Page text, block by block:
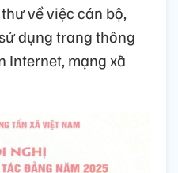
về việc cán bộ,
dụng trang thông
Internet, mạng xã